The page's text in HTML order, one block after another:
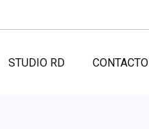
STUDIO RD CONTACTO